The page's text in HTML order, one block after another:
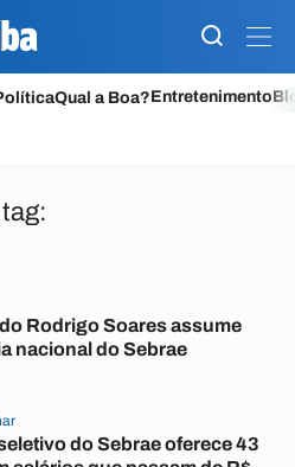
Qual a Boa?Entretenimento
Rodrigo Soares assume
nacional do Sebrae
do Sebrae oferece 43